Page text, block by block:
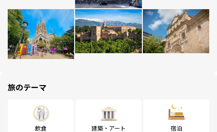
旅のテーマ
飲食 建築・アート 宿泊